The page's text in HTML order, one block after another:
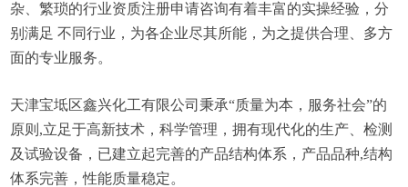
杂、繁琐的行业资质注册申请咨询有着丰富的实操经验，分
别满足 不同行业，为各企业尽其所能，为之提供合理、多方
面的专业服务。
天津宝坻区鑫兴化工有限公司秉承“质量为本，服务社会”的
原则,立足于高新技术，科学管理，拥有现代化的生产、检测
及试验设备，已建立起完善的产品结构体系，产品品种,结构
体系完善，性能质量稳定。